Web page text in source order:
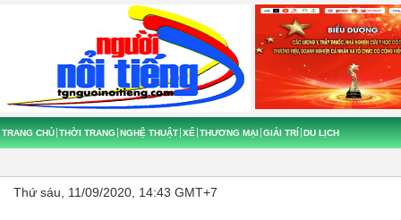
TRANG CHỦ THỜI TRANG NGHỆ THUẬT XẾ THƯƠNG MẠI GIẢI TRÍ DU LỊCH
Thứ sáu, 11/09/2020, 14:43 GMT+7